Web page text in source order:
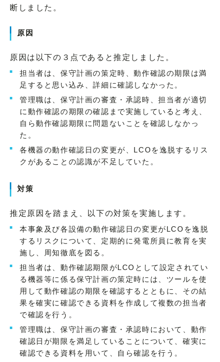
断しました。
原因
原因は以下の３点であると推定しました。
担当者は、保守計画の策定時、動作確認の期限は満
足すると思い込み、詳細に確認しなかった。
管理職は、保守計画の審査・承認時、担当者が適切
に動作確認の期限の確認まで実施していると考え、
自ら動作確認期限に問題ないことを確認しなかっ
た。
各機器の動作確認日の変更が、LCOを逸脱するリス
クがあることの認識が不足していた。
対策
推定原因を踏まえ、以下の対策を実施します。
本事象及び各設備の動作確認日の変更がLCOを逸脱
するリスクについて、定期的に発電所員に教育を実
施し、周知徹底を図る。
担当者は、動作確認期限がLCOとして設定されてい
る機器等に係る保守計画の策定時には、ツールを使
用して動作確認の期限を確認するとともに、その結
果を確実に確認できる資料を作成して複数の担当者
で確認を行う。
管理職は、保守計画の審査・承認時において、動作
確認日が期限を満足していることについて、確実に
確認できる資料を用いて、自ら確認を行う。